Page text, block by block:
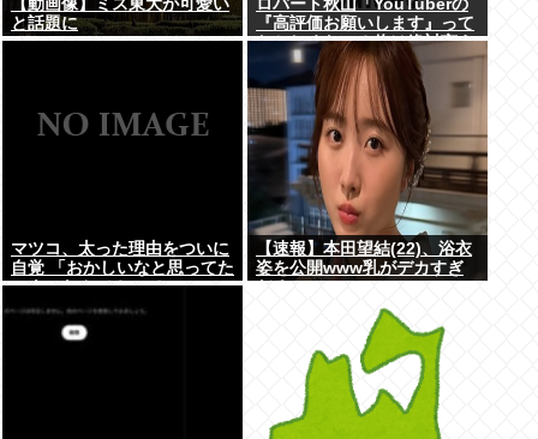
【動画像】ミス東大が可愛い
と話題に
ロバート秋山「YouTuberの
『高評価お願いします』って
おかしくない？俺は絶対言え
ない」
マツコ、太った理由をついに
自覚 「おかしいなと思ってた
のよ、なんで？って」
【速報】本田望結(22)、浴衣
姿を公開www乳がデカすぎ